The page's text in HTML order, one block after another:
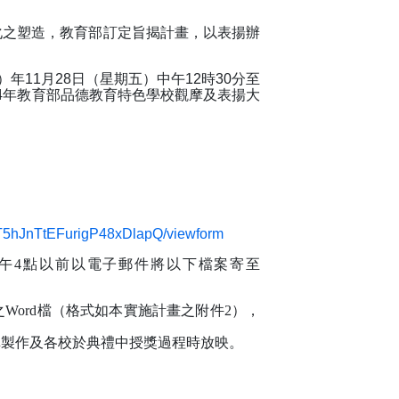
塑造，教育部訂定旨揭計畫，以表揚辦
年11月28日（星期五）中午12時30分至
教育部品德教育特色學校觀摩及表揚大
viewform
4點以前以電子郵件將以下檔案寄至
檔（格式如本實施計畫之附件2），
作及各校於典禮中授獎過程時放映。